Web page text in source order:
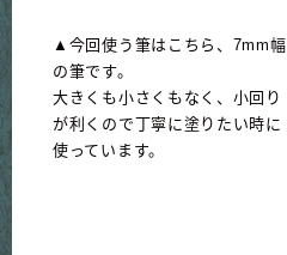
▲今回使う筆はこちら、7mm幅
の筆です。
大きくも小さくもなく、小回り
が利くので丁寧に塗りたい時に
使っています。